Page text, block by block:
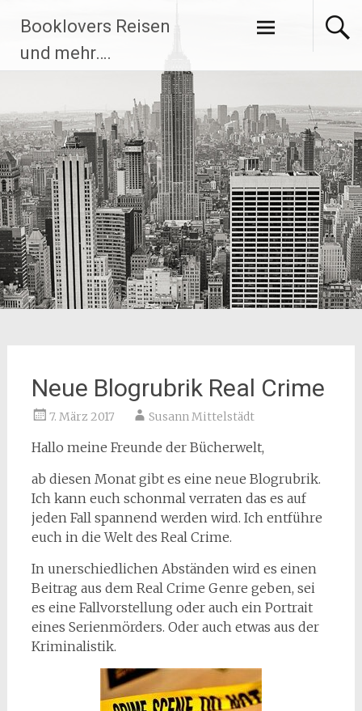
Inhalt
springen
Booklovers Reisen
und mehr….
Neue Blogrubrik Real Crime
7. März 2017 Susann Mittelstädt
Hallo meine Freunde der Bücherwelt,
ab diesen Monat gibt es eine neue Blogrubrik.
Ich kann euch schonmal verraten das es auf
jeden Fall spannend werden wird. Ich entführe
euch in die Welt des Real Crime.
In unerschiedlichen Abständen wird es einen
Beitrag aus dem Real Crime Genre geben, sei
es eine Fallvorstellung oder auch ein Portrait
eines Serienmörders. Oder auch etwas aus der
Kriminalistik.